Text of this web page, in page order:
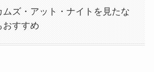
ムズ・アット・ナイトを見たな
おすすめ